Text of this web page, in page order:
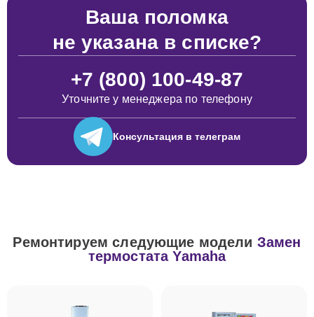
Ваша поломка
не указана в списке?
+7 (800) 100-49-87
Уточните у менеджера по телефону
Консультация в телеграм
Ремонтируем следующие модели Замен
термостата Yamaha